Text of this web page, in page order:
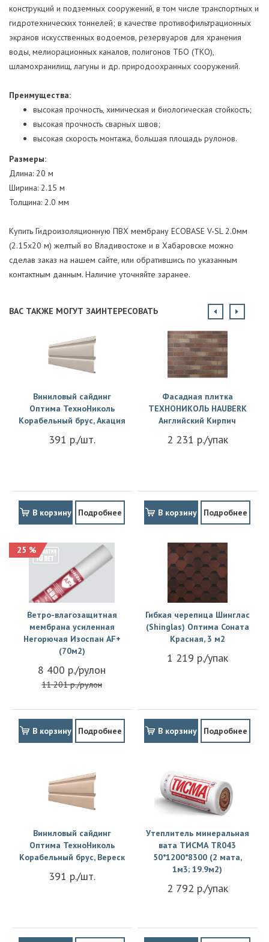
конструкций и подземных сооружений, в том числе транспортных и
гидротехнических тоннелей; в качестве противофильтрационных
экранов искусственных водоемов, резервуаров для хранения
воды, мелиорационных каналов, полигонов ТБО (ТКО),
шламохранилищ, лагуны и др. природоохранных сооружений.
Преимущества:
высокая прочность, химическая и биологическая стойкость;
высокая прочность сварных швов;
высокая скорость монтажа, большая площадь рулонов.
Размеры:
Длина: 20 м
Ширина: 2.15 м
Толщина: 2.0 мм
Купить Гидроизоляционную ПВХ мембрану ECOBASE V-SL 2.0мм
(2.15х20 м) желтый во Владивостоке и в Хабаровске можно
сделав заказ на нашем сайте, или обратившись по указанным
контактным данным. Наличие уточняйте заранее.
ВАС ТАКЖЕ МОГУТ ЗАИНТЕРЕСОВАТЬ
Виниловый сайдинг
Оптима ТехноНиколь
Корабельный брус, Акация
391 р./шт.
В корзину Подробнее
Фасадная плитка
ТЕХНОНИКОЛЬ HAUBERK
Английский Кирпич
2 231 р./упак
В корзину Подробнее
25 %
Ветро-влагозащитная
мембрана усиленная
Негорючая Изоспан АF+
(70м2)
8 400 р./рулон
11 201 р./рулон
В корзину Подробнее
Гибкая черепица Шинглас
(Shinglas) Оптима Соната
Красная, 3 м2
1 219 р./упак
В корзину Подробнее
Виниловый сайдинг
Оптима ТехноНиколь
Корабельный брус, Вереск
391 р./шт.
Утеплитель минеральная
вата ТИСМА TR043
50*1200*8300 (2 мата,
1м3; 19.9м2)
2 792 р./упак